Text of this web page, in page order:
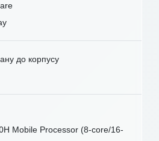
до корпусу
Mobile Processor (8-core/16-